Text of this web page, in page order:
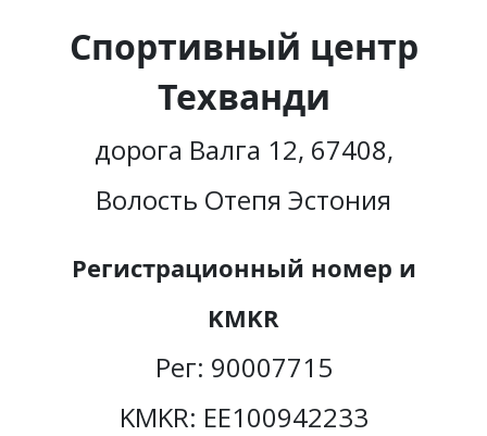
Спортивный центр
Техванди
дорога Валга 12, 67408,
Волость Отепя Эстония
Регистрационный номер и
KMKR
Рег: 90007715
KMKR: EE100942233